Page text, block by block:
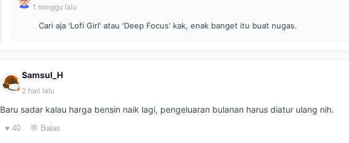
1 minggu lalu
Cari aja 'Lofi Girl' atau 'Deep Focus' kak, enak banget itu buat nugas.
Samsul_H
2 hari lalu
Baru sadar kalau harga bensin naik lagi, pengeluaran bulanan harus diatur ulang nih.
♥ 40 💬 Balas